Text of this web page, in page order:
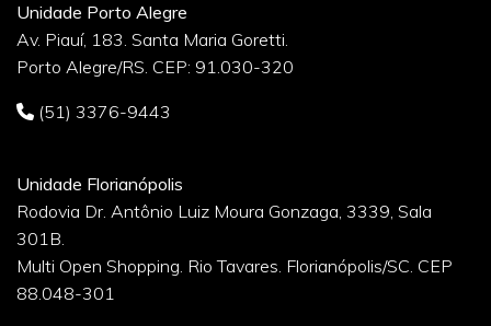
Unidade Porto Alegre
Av. Piauí, 183. Santa Maria Goretti.
Porto Alegre/RS. CEP: 91.030-320
(51) 3376-9443
Unidade Florianópolis
Rodovia Dr. Antônio Luiz Moura Gonzaga, 3339, Sala
301B.
Multi Open Shopping. Rio Tavares. Florianópolis/SC. CEP
88.048-301